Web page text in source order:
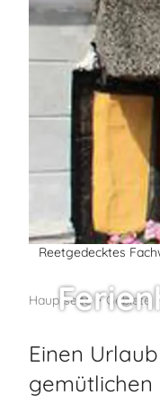
Reetgedecktes
Hauptseite Gebiete
Einen
gemütlichen